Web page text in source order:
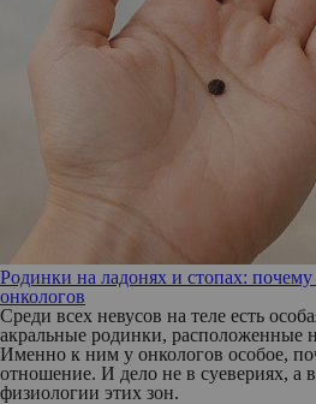
Родинки на ладонях и стопах:
онкологов
Среди всех невусов на теле есть
акральные родинки, расположенные
Именно к ним у онкологов особое,
отношение. И дело не в суевериях, а
физиологии этих зон.